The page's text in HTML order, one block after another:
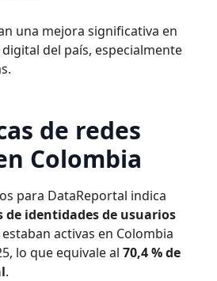
una mejora significativa en
del país, especialmente
de redes
Colombia
para DataReportal indica
de identidades de usuarios
estaban activas en Colombia
lo que equivale al 70,4 % de
.